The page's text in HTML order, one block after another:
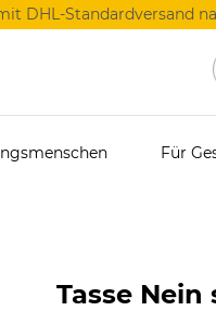
DHL-Standardversand
Für
Tasse